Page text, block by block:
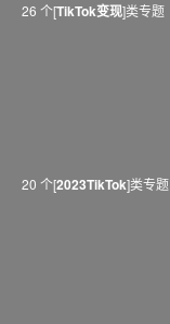
26 个[TikTok变现]类专题
20 个[2023TikTok]类专题